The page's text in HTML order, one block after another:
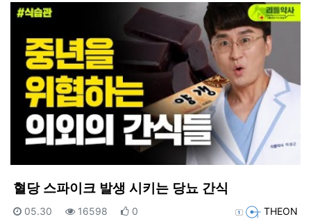
혈당 스파이크 발생 시키는 당뇨 간식
등록자THEON
등록일
05.30 조회
16598 추천
0